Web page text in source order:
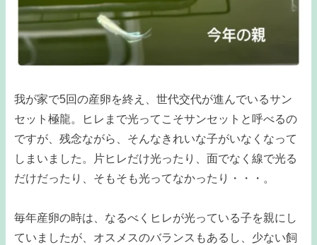
我が家で5回の産卵を終え、世代交代が進んでいるサン
セット極龍。ヒレまで光ってこそサンセットと呼べるの
ですが、残念ながら、そんなきれいな子がいなくなって
しまいました。片ヒレだけ光ったり、面でなく線で光る
だけだったり、そもそも光ってなかったり・・・。
毎年産卵の時は、なるべくヒレが光っている子を親にし
ていましたが、オスメスのバランスもあるし、少ない飼